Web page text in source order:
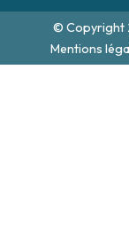
© Copyright
Mentions